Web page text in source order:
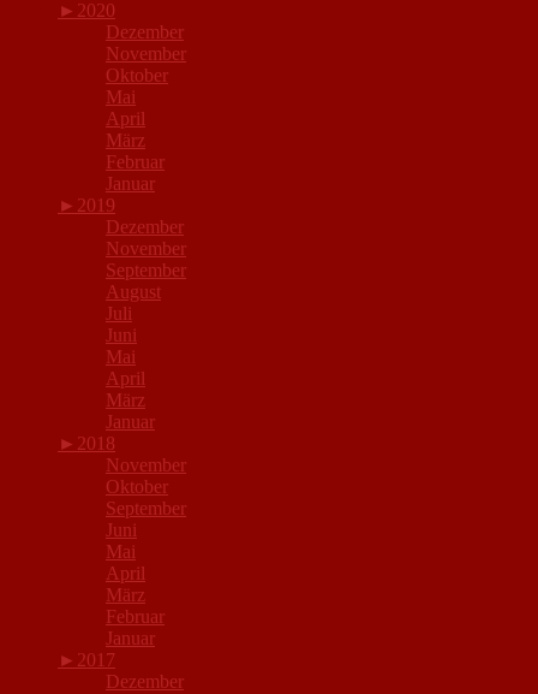
► 2020
Dezember
November
Oktober
Mai
April
März
Februar
Januar
► 2019
Dezember
November
September
August
Juli
Juni
Mai
April
März
Januar
► 2018
November
Oktober
September
Juni
Mai
April
März
Februar
Januar
► 2017
Dezember